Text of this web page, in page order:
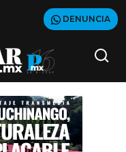
DENUNCIA